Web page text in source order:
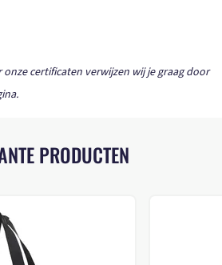
certificaten verwijzen wij je graag door
PRODUCTEN